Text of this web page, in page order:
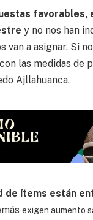
favorables,
y no nos han
van a asignar. Si
las medidas de
Ajllahuanca.
de ítems están
exigen aumento